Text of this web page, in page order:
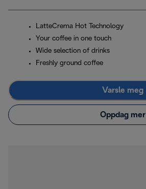
LatteCrema Hot Technology
Your coffee in one touch
Wide selection of drinks
Freshly ground coffee
Varsle meg
Oppdag mer